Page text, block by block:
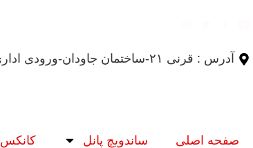
آدرس : قرنی ۲۱-ساختمان جاودان-ورودی اداری ۲-طبقه چهارم
صفحه اصلی ساندویچ پانل کانکس